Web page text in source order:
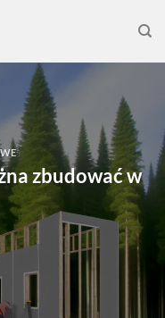
zbudować w